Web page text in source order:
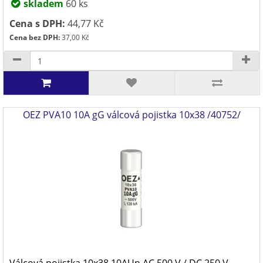
skladem 60 ks
Cena s DPH: 44,77 Kč
Cena bez DPH:37,00 Kč
OEZ PVA10 10A gG válcová pojistka 10x38 /40752/